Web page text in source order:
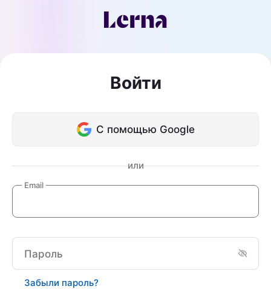
Войти
С помощью Google
или
Email
Пароль
Забыли пароль?